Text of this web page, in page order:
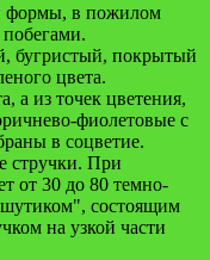
формы, в пожилом
бугристый, покрытый
цвета.
а из точек цветения,
фиолетовые с
в соцветие.
стручки. При
от 30 до 80 темно-
состоящим
на узкой части